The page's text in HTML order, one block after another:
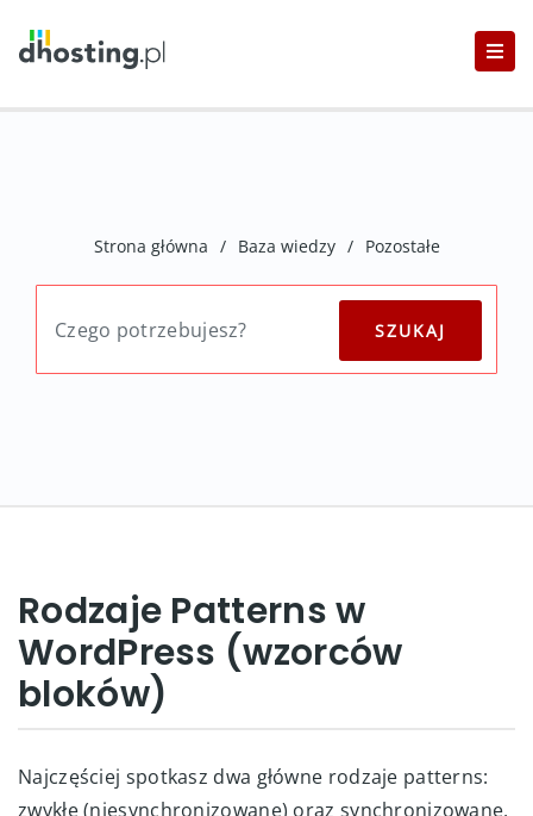
Strona główna / Baza wiedzy / Pozostałe
Rodzaje Patterns w
WordPress (wzorców
bloków)
Najczęściej spotkasz dwa główne rodzaje patterns:
zwykłe (niesynchronizowane) oraz synchronizowane,